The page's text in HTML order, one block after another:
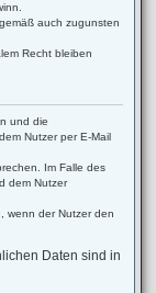
auch zugunsten
Recht bleiben
und die
Nutzer per E-Mail
Im Falle des
dem Nutzer
wenn der Nutzer den
Daten sind in